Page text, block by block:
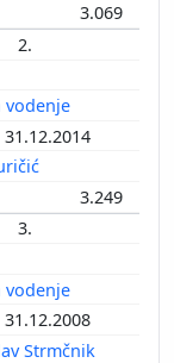
3.069
2.
vodenje
3.249
3.
vodenje
Strmčnik